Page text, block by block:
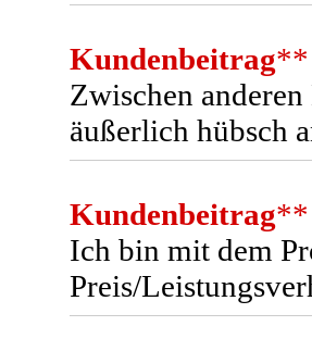
Kundenbeitrag**
Zwischen
äußerlich hübsch
Kundenbeitrag**
Ich bin mit dem
Preis/